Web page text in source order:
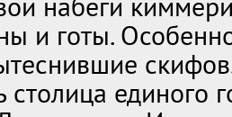
и готы.
столица единого